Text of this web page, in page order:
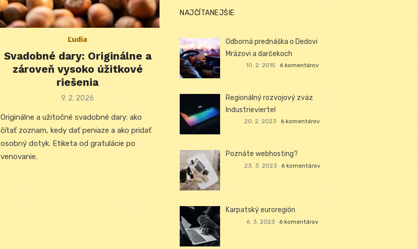
Ľudia
Svadobné dary: Originálne a
zároveň vysoko úžitkové
riešenia
Posted
9. 2. 2026
Originálne a užitočné svadobné dary: ako
čítať zoznam, kedy dať peniaze a ako pridať
osobný dotyk. Etiketa od gratulácie po
venovanie.
NAJČÍTANEJŠIE
Odborná prednáška o Dedovi
Mrázovi a darčekoch
10. 2. 2015 6 komentárov
Regionálný rozvojový zväz
Industrieviertel
20. 2. 2023 6 komentárov
Poznáte webhosting?
23. 3. 2023 6 komentárov
Karpatský euroregión
6. 3. 2023 6 komentárov